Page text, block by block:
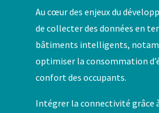
Au cœur des enjeux du
de collecter des données en
bâtiments intelligents,
optimiser la consommation
confort des occupants.
Intégrer la connectivité grâce